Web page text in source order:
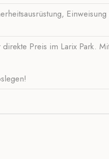
Preis im Larix Park.